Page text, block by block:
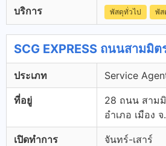
บริการ พัสดุทั่วไป พัส
SCG EXPRESS ถนนสามมิต
ประเภท Service
ที่อยู่
28 ถนน สาม
อำเภอ เมือง
เปิดทำการ
จันทร์-เสาร์